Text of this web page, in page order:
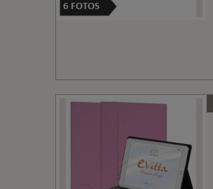
6 FOTOS